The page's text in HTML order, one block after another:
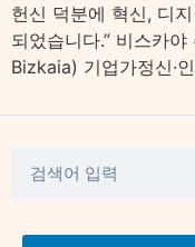
헌신 덕분에 혁신, 디
되었습니다.” 비스카
Bizkaia) 기업가정신·